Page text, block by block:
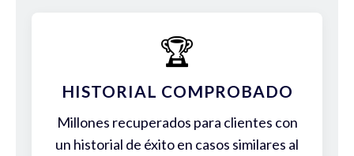
🏆
HISTORIAL COMPROBADO
Millones recuperados para clientes con
un historial de éxito en casos similares al